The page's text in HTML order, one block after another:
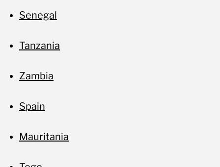
Senegal
Tanzania
Zambia
Spain
Mauritania